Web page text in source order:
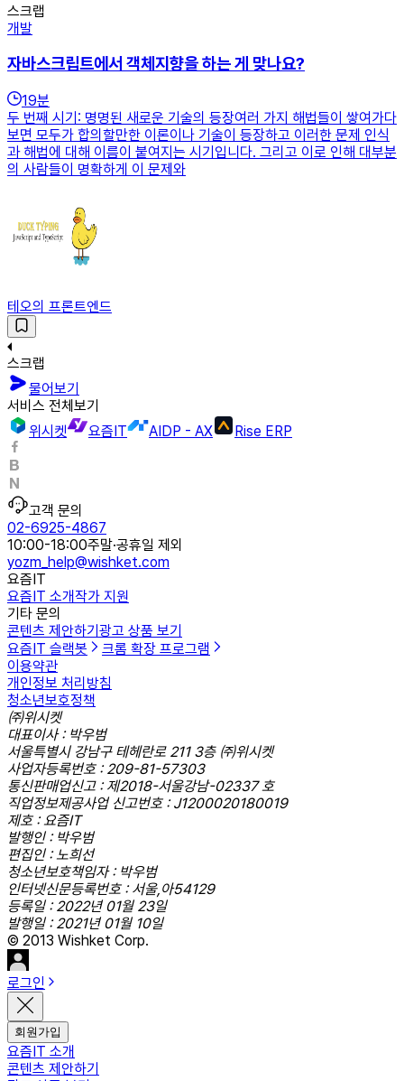
스크랩
개발
자바스크립트에서 객체지향을 하는 게 맞나요?
19분
두 번째 시기: 명명된 새로운 기술의 등장여러 가지 해법들이 쌓여가다
보면 모두가 합의할만한 이론이나 기술이 등장하고 이러한 문제 인식
과 해법에 대해 이름이 붙여지는 시기입니다. 그리고 이로 인해 대부분
의 사람들이 명확하게 이 문제와
테오의 프론트엔드
스크랩
물어보기
서비스 전체보기
위시켓
요즘IT AIDP - AX Rise ERP
고객 문의
02-6925-4867
10:00-18:00주말·공휴일 제외
yozm_help@wishket.com
요즘IT
요즘IT 소개작가 지원
기타 문의
콘텐츠 제안하기 광고 상품 보기
요즘IT 슬랙봇
크롬 확장 프로그램
이용약관
개인정보 처리방침
청소년보호정책
㈜위시켓
대표이사 : 박우범
서울특별시 강남구 테헤란로 211 3층 ㈜위시켓
사업자등록번호 : 209-81-57303
통신판매업신고 : 제2018-서울강남-02337 호
직업정보제공사업 신고번호 : J1200020180019
제호 : 요즘IT
발행인 : 박우범
편집인 : 노희선
청소년보호책임자 : 박우범
인터넷신문등록번호 : 서울,아54129
등록일 : 2022년 01월 23일
발행일 : 2021년 01월 10일
© 2013 Wishket Corp.
로그인
회원가입
요즘IT 소개
콘텐츠 제안하기